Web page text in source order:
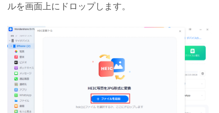
ルを画面上にドロップします。